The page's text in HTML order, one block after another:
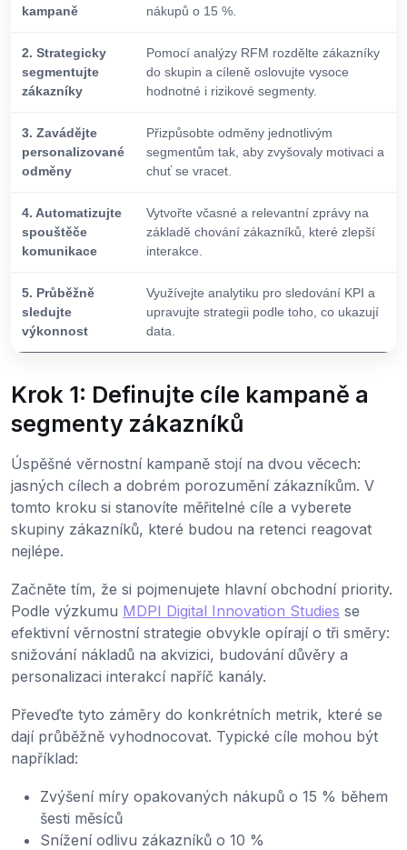
kampaně
nákupů o 15 %.
2. Strategicky
segmentujte
zákazníky
Pomocí analýzy RFM rozdělte zákazníky
do skupin a cíleně oslovujte vysoce
hodnotné i rizikové segmenty.
3. Zavádějte
personalizované
odměny
Přizpůsobte odměny jednotlivým
segmentům tak, aby zvyšovaly motivaci a
chuť se vracet.
4. Automatizujte
spouštěče
komunikace
Vytvořte včasné a relevantní zprávy na
základě chování zákazníků, které zlepší
interakce.
5. Průběžně
sledujte
výkonnost
Využívejte analytiku pro sledování KPI a
upravujte strategii podle toho, co ukazují
data.
Krok 1: Definujte cíle kampaně a
segmenty zákazníků
Úspěšné věrnostní kampaně stojí na dvou věcech:
jasných cílech a dobrém porozumění zákazníkům. V
tomto kroku si stanovíte měřitelné cíle a vyberete
skupiny zákazníků, které budou na retenci reagovat
nejlépe.
Začněte tím, že si pojmenujete hlavní obchodní priority.
Podle výzkumu MDPI Digital Innovation Studies se
efektivní věrnostní strategie obvykle opírají o tři směry:
snižování nákladů na akvizici, budování důvěry a
personalizaci interakcí napříč kanály.
Převeďte tyto záměry do konkrétních metrik, které se
dají průběžně vyhodnocovat. Typické cíle mohou být
například:
Zvýšení míry opakovaných nákupů o 15 % během
šesti měsíců
Snížení odlivu zákazníků o 10 %